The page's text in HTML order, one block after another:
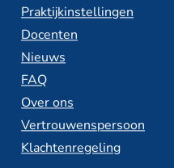
Praktijkinstellingen
Docenten
Nieuws
FAQ
Over ons
Vertrouwenspersoon
Klachtenregeling